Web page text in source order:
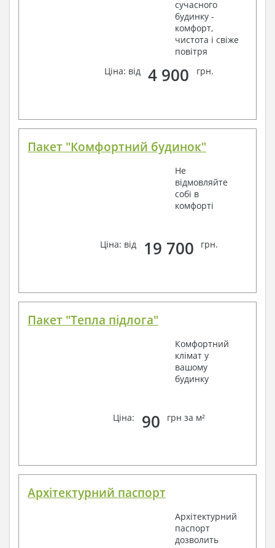
сучасного
будинку -
комфорт,
чистота і свіже
повітря
Ціна: від
4 900 грн.
Пакет "Комфортний будинок"
Не
відмовляйте
собі в
комфорті
Ціна: від 19 700 грн.
Пакет "Тепла підлога"
Комфортний
клімат у
вашому
будинку
Ціна: 90 грн за м²
Архітектурний паспорт
Архітектурний
паспорт
дозволить